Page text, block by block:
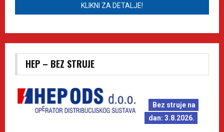
KLIKNI ZA DETALJE!
HEP – BEZ STRUJE
Bez struje na
dan: 3.8.2026.